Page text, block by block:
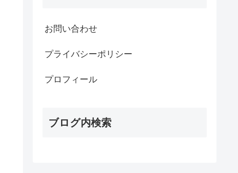
お問い合わせ
プライバシーポリシー
プロフィール
ブログ内検索